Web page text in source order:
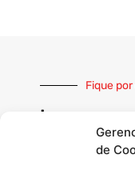
de
Fique
Inscreva-
notícias